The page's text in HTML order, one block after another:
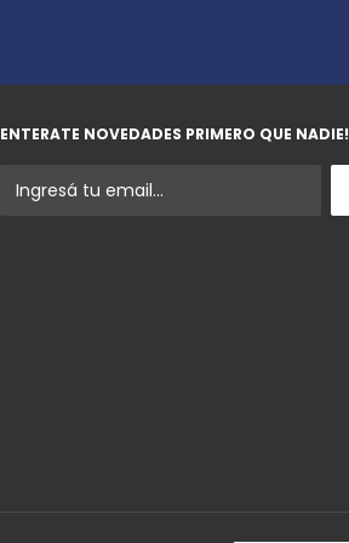
ENTERATE NOVEDADES PRIMERO QUE NADIE!